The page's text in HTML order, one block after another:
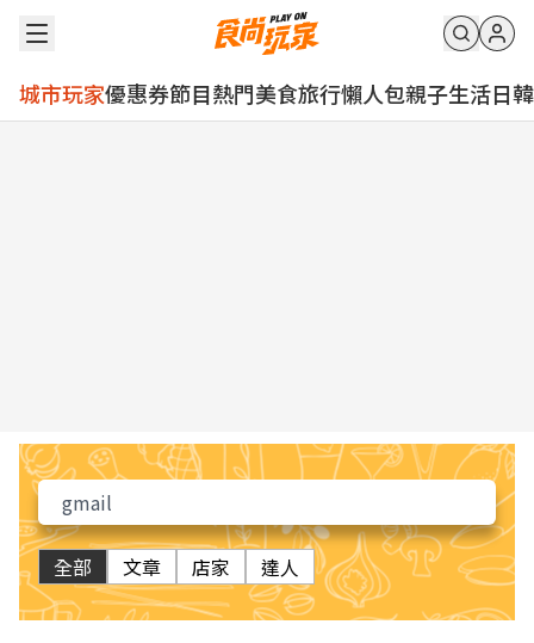
城市玩家優惠券節目熱門美食旅行懶人包親子生活日韓
全部 文章 店家 達人